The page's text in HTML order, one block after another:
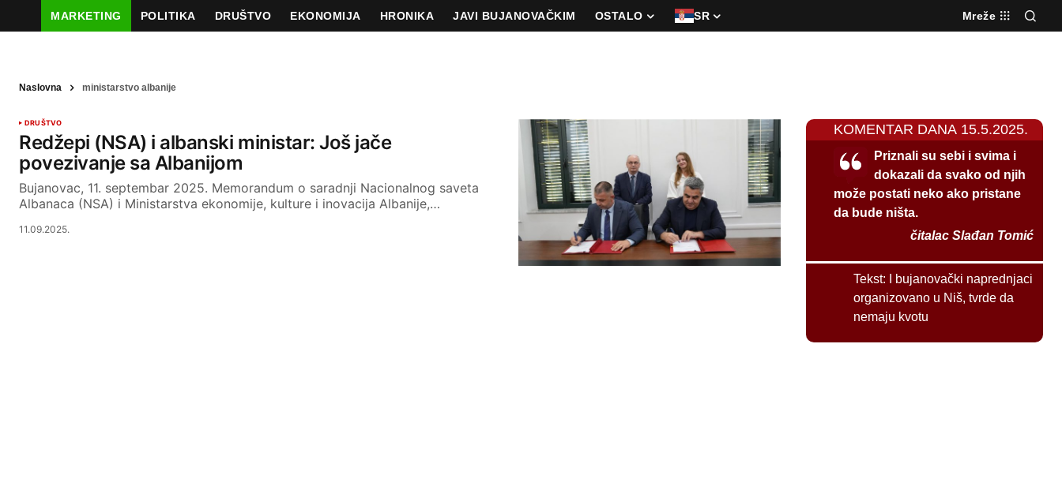
MARKETING POLITIKA DRUŠTVO EKONOMIJA HRONIKA JAVI BUJANOVAČKIM OSTALO SR Mreže
Naslovna ministarstvo albanije
DRUŠTVO
Redžepi (NSA) i albanski ministar: Još jače
povezivanje sa Albanijom
Bujanovac, 11. septembar 2025. Memorandum o saradnji Nacionalnog saveta
Albanaca (NSA) i Ministarstva ekonomije, kulture i inovacija Albanije,…
11.09.2025.
KOMENTAR DANA 15.5.2025.
Priznali su sebi i svima i
dokazali da svako od njih
može postati neko ako pristane
da bude ništa.
čitalac Slađan Tomić
Tekst:
I bujanovački naprednjaci
organizovano u Niš, tvrde da
nemaju kvotu